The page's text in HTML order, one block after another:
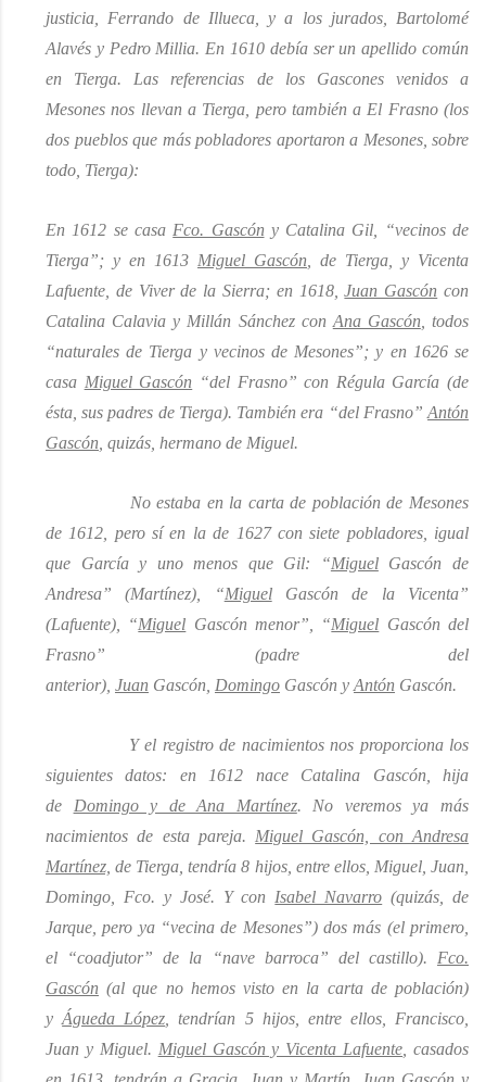
justicia, Ferrando de Illueca, y a los jurados, Bartolomé
Alavés y Pedro Millia. En 1610 debía ser un apellido común
en Tierga. Las referencias de los Gascones venidos a
Mesones nos llevan a Tierga, pero también a El Frasno(los
dos pueblos que más pobladores aportaron a Mesones, sobre
todo, Tierga):
En 1612 se casa Fco. Gascón y Catalina Gil, “vecinos de
Tierga”; y en 1613 Miguel Gascón , de Tierga, y Vicenta
Lafuente, de Viver de la Sierra; en 1618,Juan Gascón con
Catalina Calavia y Millán Sánchez con Ana Gascón , todos
“naturales de Tierga y vecinos de Mesones”; y en 1626 se
casa Miguel Gascón “del Frasno” con Régula García (de
ésta, sus padres de Tierga). También era “del Frasno”Antón
Gascón , quizás, hermano de Miguel.
No estaba en la carta de población de Mesones
de 1612
pero sí en la de 1627 con siete pobladores, igual
que García y uno menos que Gil: “MiguelGascón de
Andresa” (Martínez), “MiguelGascón de la Vicenta”
(Lafuente), “Miguel Gascón menor”, “Miguel Gascón del
Frasno” (padre del
anterior), Juan Gascón, Domingo Gascón y Antón Gascón.
Y el registro de nacimientos nos proporciona los
siguientes datos: en 1612 nace Catalina Gascón, hija
de Domingo y de Ana Martínez. No veremos ya más
nacimientos de esta pareja. Miguel Gascón, con Andresa
Martínez, de Tierga, tendría 8 hijos, entre ellos, Miguel, Juan,
Domingo, Fco. y José. Y con Isabel Navarro (quizás, de
Jarque, pero ya “vecina de Mesones”) dos más (el primero,
el “coadjutor” de la “nave barroca” del castillo). Fco.
Gascón (al que no hemos visto en la carta de población)
yÁgueda López , tendrían 5 hijos, entre ellos, Francisco,
Juan y Miguel. Miguel Gascón y Vicenta Lafuente , casados